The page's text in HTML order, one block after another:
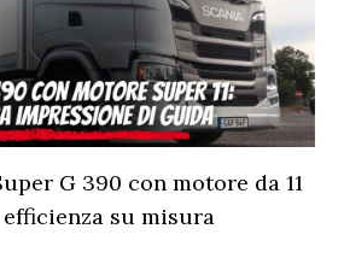
G 390 con motore da 11
su misura